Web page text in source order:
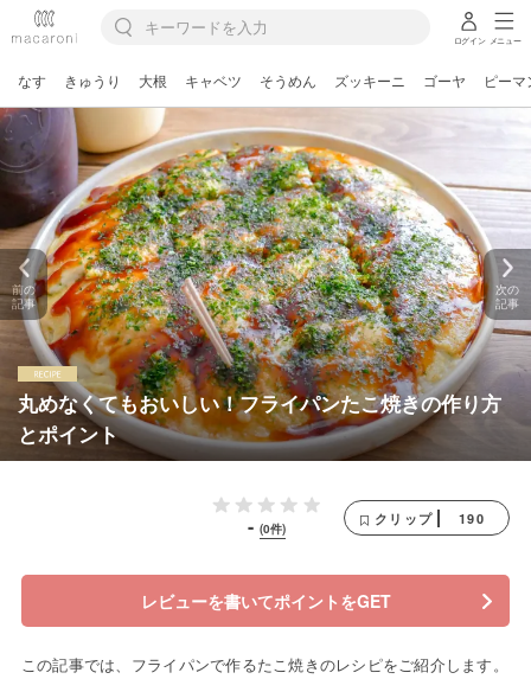
ログイン メニュー
なす きゅうり 大根 キャベツ そうめん ズッキーニ ゴーヤ ピーマ
丸めなくてもおいしい！フライパンたこ焼きの作り方
とポイント
前の
記事
次の
記事
- (0件)
クリップ 190
レビューを書いてポイントをGET
この記事では、フライパンで作るたこ焼きのレシピをご紹介します。